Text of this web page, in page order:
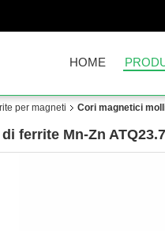
HOME
per magneti Cori magnetici
ferrite Mn-Zn